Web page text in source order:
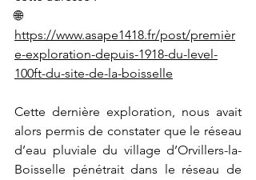
🌐
https://www.asape1418.fr/post/premièr
e-exploration-depuis-1918-du-level-
100ft-du-site-de-la-boisselle
Cette dernière exploration, nous avait
alors permis de constater que le réseau
d’eau pluviale du village d’Orvillers-la-
Boisselle pénétrait dans le réseau de